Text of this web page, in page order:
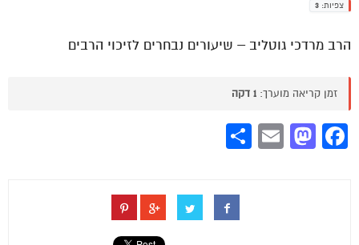
צפיות: 3
הרב מרדכי גוטליב – שיעורים נבחרים לזיכוי הרבים
זמן קריאה מוערך: 1 דקה
Facebook
Mastodon
Email